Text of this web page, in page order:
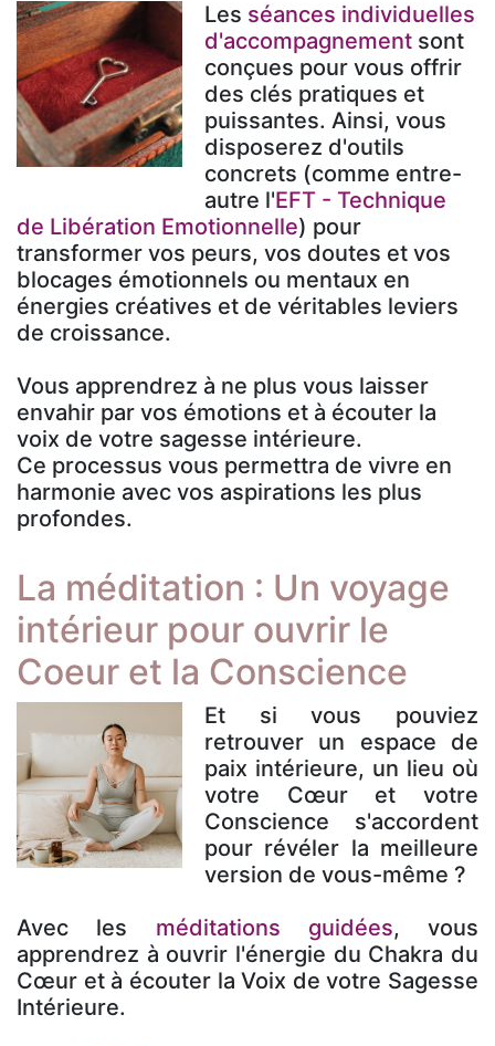
Les séances individuelles
d'accompagnement sont
conçues pour vous offrir
des clés pratiques et
puissantes. Ainsi, vous
disposerez d'outils
concrets (comme entre-
autre l'EFT - Technique
de Libération Emotionnelle) pour
transformer vos peurs, vos doutes et vos
blocages émotionnels ou mentaux en
énergies créatives et de véritables leviers
de croissance.
Vous apprendrez à ne plus vous laisser
envahir par vos émotions et à écouter la
voix de votre sagesse intérieure.
Ce processus vous permettra de vivre en
harmonie avec vos aspirations les plus
profondes.
La méditation : Un voyage
intérieur pour ouvrir le
Coeur et la Conscience
Et si vous pouviez
retrouver un espace de
paix intérieure, un lieu où
votre Cœur et votre
Conscience s'accordent
pour révéler la meilleure
version de vous-même ?
Avec les méditations guidées, vous
apprendrez à ouvrir l'énergie du Chakra du
Cœur et à écouter la Voix de votre Sagesse
Intérieure.